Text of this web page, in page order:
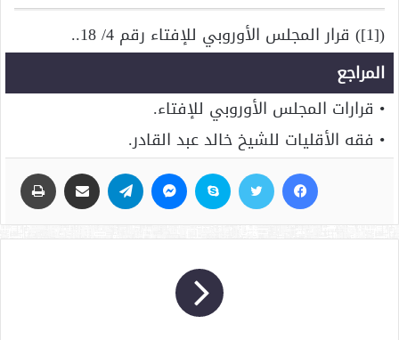
([1]) قرار المجلس الأوروبي للإفتاء رقم 4/ 18..
المراجع
• قرارات المجلس الأوروبي للإفتاء.
• فقه الأقليات للشيخ خالد عبد القادر.